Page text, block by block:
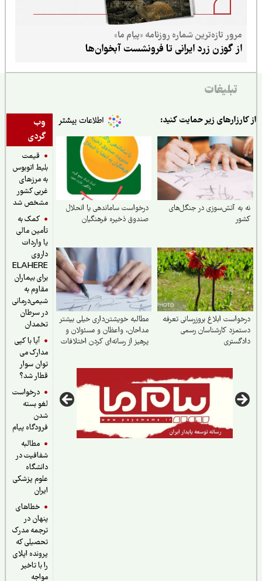
مرور تازه‌ترین شماره روزنامه «پیام ما»
از گوزن زرد ایرانی تا فرونشست آبخوان‌ها
تبلیغات
وب
گردی
قیمت
بلیط اتوبوس
به مرزهای
غربی کشور
مشخص شد
کمک به
تأمین مالی
یا واردات
داروی
ELAHERE
برای بیماران
مقاوم به
شیمی‌درمانی
در سرطان
تخمدان
آیا با کپی
مدارک می
توان سوار
قطار شد؟
درخواست
لغو بسته
فرودگاه پیام
مطالبه
شفافیت در
دانشگاه
علوم پزشکی
خطاهای
پنهان در
ترجمه مدرک
تحصیلی که
پرونده اپلای
را با تاخیر
زیر حمایت کنید:
به آتش‌سوزی در جنگل‌های
درخواست ساماندهی یا انحلال
صندوق ذخیره فرهنگیان
ابلاغ بروز‌رسانی تعرفه
کارشناسان رسمی
مطالبه خویشتن‌داری خیلی بیشتر
مداحان، واعظان و مسئولان و
پرهیز از رسانه‌ای کردن اختلافات